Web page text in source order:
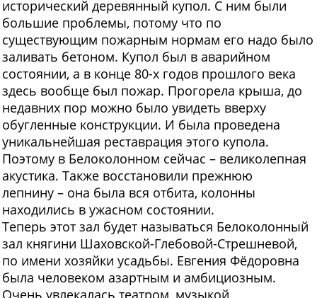
исторический деревянный купол. С ним были
большие проблемы, потому что по
существующим пожарным нормам его надо было
заливать бетоном. Купол был в аварийном
состоянии, а в конце 80-х годов прошлого века
здесь вообще был пожар. Прогорела крыша, до
недавних пор можно было увидеть вверху
обугленные конструкции. И была проведена
уникальнейшая реставрация этого купола.
Поэтому в Белоколонном сейчас – великолепная
акустика. Также восстановили прежнюю
лепнину – она была вся отбита, колонны
находились в ужасном состоянии.
Теперь этот зал будет называться Белоколонный
зал княгини Шаховской-Глебовой-Стрешневой,
по имени хозяйки усадьбы. Евгения Фёдоровна
была человеком азартным и амбициозным.
Очень увлекалась театром, музыкой,